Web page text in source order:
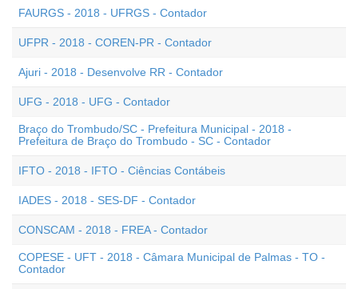
FAURGS - 2018 - UFRGS - Contador
UFPR - 2018 - COREN-PR - Contador
Ajuri - 2018 - Desenvolve RR - Contador
UFG - 2018 - UFG - Contador
Braço do Trombudo/SC - Prefeitura Municipal - 2018 -
Prefeitura de Braço do Trombudo - SC - Contador
IFTO - 2018 - IFTO - Ciências Contábeis
IADES - 2018 - SES-DF - Contador
CONSCAM - 2018 - FREA - Contador
COPESE - UFT - 2018 - Câmara Municipal de Palmas - TO -
Contador